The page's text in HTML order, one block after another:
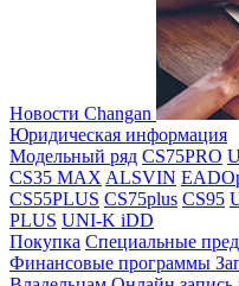
Новости Changan
Юридическая информация
Модельный ряд CS75PRO
CS35 MAX ALSVIN
CS55PLUS CS75plus CS95
PLUS UNI-K iDD
Покупка Специальные
Финансовые программы